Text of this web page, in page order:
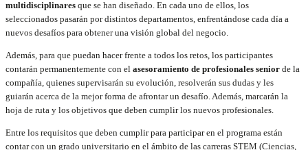
multidisciplinares que se han diseñado. En cada uno de ellos, los
seleccionados pasarán por distintos departamentos, enfrentándose cada día a
nuevos desafíos para obtener una visión global del negocio.
Además, para que puedan hacer frente a todos los retos, los participantes
contarán permanentemente con el asesoramiento de profesionales senior de la
compañía, quienes supervisarán su evolución, resolverán sus dudas y les
guiarán acerca de la mejor forma de afrontar un desafío. Además, marcarán la
hoja de ruta y los objetivos que deben cumplir los nuevos profesionales.
Entre los requisitos que deben cumplir para participar en el programa están
contar con un grado universitario en el ámbito de las carreras STEM (Ciencias,